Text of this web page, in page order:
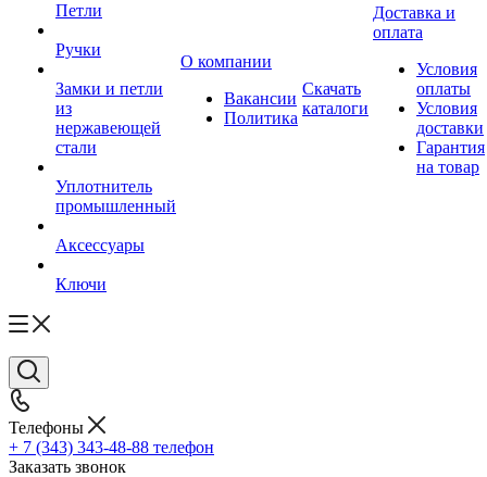
Петли
Ручки
Замки и петли
из
нержавеющей
стали
Уплотнитель
промышленный
Аксессуары
Ключи
О компании
Вакансии
Политика
Скачать
каталоги
Доставка и
оплата
Условия
оплаты
Условия
доставки
Гарантия
на товар
Телефоны
+ 7 (343) 343-48-88 телефон
Заказать звонок